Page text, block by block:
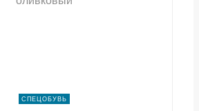
СПЕЦОБУВЬ